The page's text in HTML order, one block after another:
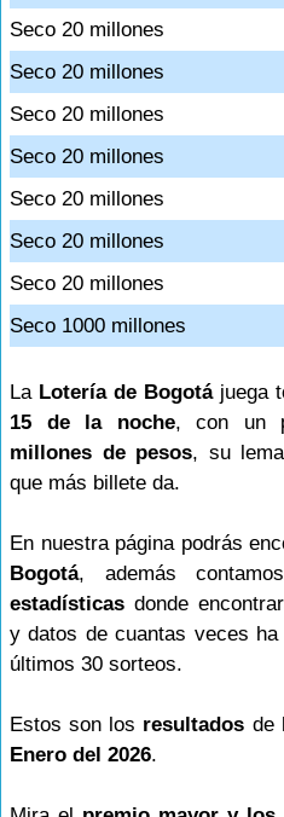
Seco 20 millones
Seco 20 millones
Seco 20 millones
Seco 20 millones
Seco 20 millones
Seco 20 millones
Seco 20 millones
Seco 1000 millones
La Lotería de Bogotájuega
15 de la noche, con un
millones de pesos, su
que más billete da.
En nuestra página podrás
Bogotá, además
estadísticas donde
y datos de cuantas veces
últimos 30 sorteos.
Estos son los resultados de
Enero del 2026.